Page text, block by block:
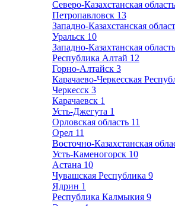
Северо-Казахстанская область
Петропавловск 13
Западно-Казахстанская
Уральск 10
Западно-Казахтанская область
Республика Алтай 12
Горно-Алтайск 3
Карачаево-Черкесская
Черкесск 3
Карачаевск 1
Усть-Джегута 1
Орловская область 11
Орел 11
Восточно-Казахстанская
Усть-Каменогорск 10
Астана 10
Чувашская Республика 9
Ядрин 1
Республика Калмыкия 9